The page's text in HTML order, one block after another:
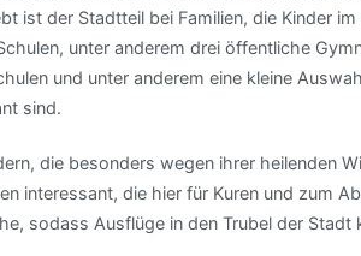
ist der Stadtteil bei Familien, die Kinder
unter anderem drei öffentliche
und unter anderem eine kleine
sind.
die besonders wegen ihrer heilenden
interessant, die hier für Kuren und zum
sodass Ausflüge in den Trubel der Stadt